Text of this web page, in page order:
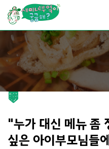
요리가건강해
요리가 쉬워지
"누가 대신 메뉴 좀
싶은 아이부모님들